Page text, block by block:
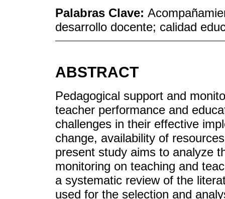
Palabras Clave:
desarrollo docente; calidad
ABSTRACT
Pedagogical support and
teacher performance and
challenges in their effective
change, availability of
present study aims to analyze
monitoring on teaching and
a systematic review of the
used for the selection and